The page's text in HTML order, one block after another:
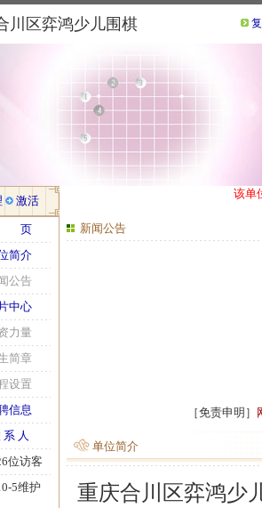
川区弈鸿少儿围棋
激活
页
简介
公告
中心
力量
简章
设置
信息
系 人
位访客
5维护
该单
新闻公告
［免责申明］
单位简介
重庆合川区弈鸿少